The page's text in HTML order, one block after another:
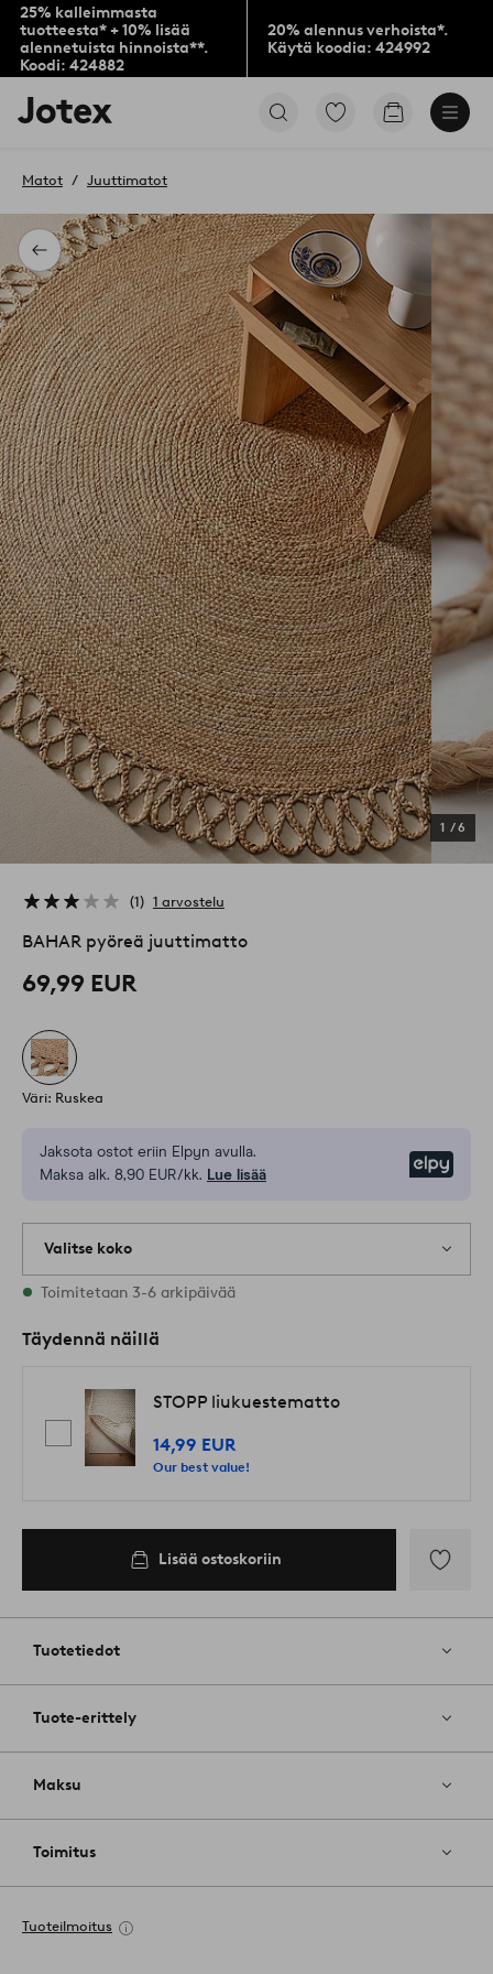
25% kalleimmasta
tuotteesta* + 10% lisää
alennetuista hinnoista**.
Koodi: 424882
20% alennus verhoista*.
Käytä koodia: 424992
Jotex-
logo
aloitussivulle
Siirry
Siirry
Takaisin
Matot Juuttimatot
1 /6
1 1 arvostelu
BAHAR pyöreä juuttimatto
69,99 EUR
Väri: Ruskea
Jaksota ostot eriin Elpyn avulla.
Maksa alk. 8,90 EUR/kk. Lue lisää
Valitse koko
Varastossa on kaikkia kokoja
Toimitetaan 3-6 arkipäivää
Täydennä näillä
STOPP liukuestematto
14,99 EUR
Our best value!
Lisää ostoskoriin
Tuotetiedot
Tuote-erittely
Maksu
Toimitus
Tuoteilmoitus